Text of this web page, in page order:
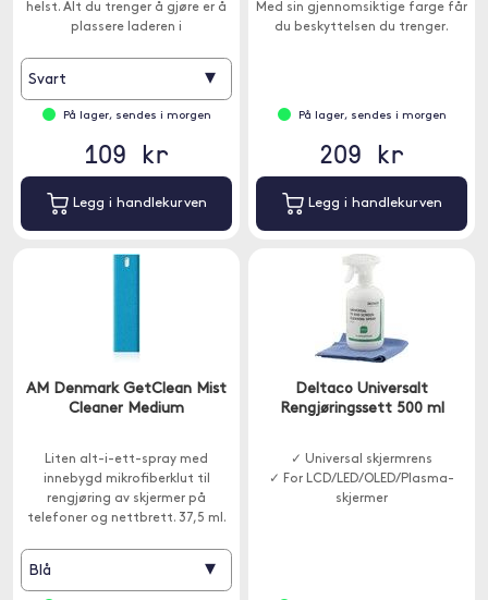
helst. Alt du trenger å gjøre er å
plassere laderen i
Svart ▾
På lager, sendes i morgen
109 kr
Legg i handlekurven
Med sin gjennomsiktige farge får
du beskyttelsen du trenger.
På lager, sendes i morgen
209 kr
Legg i handlekurven
AM Denmark GetClean Mist
Cleaner Medium
Liten alt-i-ett-spray med
innebygd mikrofiberklut til
rengjøring av skjermer på
telefoner og nettbrett. 37,5 ml.
Blå ▾
Deltaco Universalt
Rengjøringssett 500 ml
✓ Universal skjermrens
✓ For LCD/LED/OLED/Plasma-
skjermer